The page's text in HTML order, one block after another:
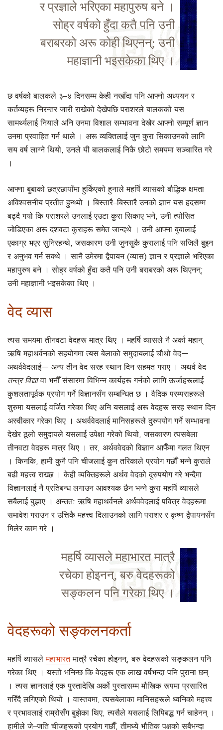
र प्रज्ञाले भरिएका महापुरुष बने ।
सोह्र वर्षको हुँदा कतै पनि उनी
बराबरको अरू कोही थिएनन्; उनी
महाज्ञानी भइसकेका थिए ।
छ वर्षको बालकले ३–४ दिनसम्म केही नखाँदा पनि आफ्नो अध्ययन र
कर्तव्यहरू निरन्तर जारी राखेको देखेपछि पराशरले बालकको यस
सामर्थ्यलाई नियाले अनि उनमा विशाल सम्भावना देखेर आफ्नो सम्पूर्ण ज्ञान
उनमा प्रवाहित गर्न थाले । अरू व्यक्तिलाई जुन कुरा सिकाउनको लागि
सय वर्ष लाग्ने थियो, उनले यी बालकलाई निकै छोटो समयमा सञ्चारित गरे
।
आफ्ना बुबाको छत्रछायाँमा हुर्किएको हुनाले महर्षि व्यासको बौद्धिक क्षमता
अविश्वसनीय प्रतीत हुन्थ्यो । बिस्तारै–बिस्तारै उनको ज्ञान यस हदसम्म
बढ्दै गयो कि पराशरले उनलाई एउटा कुरा सिकाए भने, उनी त्योसित
जोडिएका अरू दशवटा कुराहरू समेत जान्दथे । उनी आफ्ना बुबालाई
एकाग्र भएर सुनिरहन्थे, जसकारण उनी जुनसुकै कुरालाई पनि सजिलै बुझ्न
र अनुभव गर्न सक्थे । सानै उमेरमा द्वैपायन (व्यास) ज्ञान र प्रज्ञाले भरिएका
महापुरुष बने । सोह्र वर्षको हुँदा कतै पनि उनी बराबरको अरू थिएनन्;
उनी महाज्ञानी भइसकेका थिए ।
वेद व्यास
त्यस समयमा तीनवटा वेदहरू मात्र थिए । महर्षि व्यासले नै अर्का महान्
ऋषि महाथर्वनको सहयोगमा त्यस बेलाको समुदायलाई चौथो वेद—
अथर्ववेदलाई— अन्य तीन वेद सरह स्थान दिन सहमत गराए । अथर्व वेद
तन्त्र विद्यावा भनौँ संसारमा विभिन्न कार्यहरू गर्नको लागि ऊर्जाहरूलाई
कुशलतापूर्वक प्रयोग गर्ने विज्ञानसँग सम्बन्धित छ । वैदिक परम्पराहरूले
शुरुमा यसलाई वर्जित गरेका थिए अनि यसलाई अरू वेदहरू सरह स्थान दिन
अस्वीकार गरेका थिए । अथर्ववेदलाई मानिसहरूले दुरुपयोग गर्ने सम्भावना
देखेर ठूलो समुदायले यसलाई उपेक्षा गरेको थियो, जसकारण त्यसबेला
तीनवटा वेदहरू मात्र थिए । तर, अर्थववेदको विज्ञान आफैँमा गलत थिएन
। किनकि, हामी कुनै पनि चीजलाई कुन तरिकाले प्रयोग गर्छाैँ भन्ने कुराले
बढी महत्त्व राख्छ । केही व्यक्तिहरूले अर्थव वेदको दुरुपयोग गरे भन्दैमा
विज्ञानलाई नै प्रतिबन्ध लगाउन आवश्यक छैन भन्ने कुरा महर्षि व्यासले
सबैलाई बुझाए । अन्ततः ऋषि महाथर्वनले अर्थववेदलाई पवित्र वेदहरूमा
समावेश गराउन र उत्तिकै महत्त्व दिलाउनको लागि पराशर र कृष्ण द्वैपायनसँग
मिलेर काम गरे ।
महर्षि व्यासले महाभारत मात्रै
रचेका होइनन्, बरु वेदहरूको
सङ्कलन पनि गरेका थिए ।
वेदहरूको सङ्कलनकर्ता
महर्षि व्यासलेमहाभारतमात्रै रचेका होइनन्, बरु वेदहरूको सङ्कलन पनि
गरेका थिए । यस्तो भनिन्छ कि वेदहरू एक लाख वर्षभन्दा पनि पुराना छन्
। त्यस ज्ञानलाई एक पुस्तादेखि अर्को पुस्तासम्म मौखिक रूपमा प्रसारित
गरिँदै लगिएको थियो । वास्तवमा, त्यसबेलाका मानिसहरूले ध्वनिको महत्त्व
र प्रभावलाई राम्रोसँग बुझेका थिए, त्यसैले यसलाई लिपिबद्ध गर्न चाहेनन् ।
हामीले जे–जति चीजहरूको प्रयोग गर्छाैँ, तीमध्ये भौतिक पक्षको सबैभन्दा